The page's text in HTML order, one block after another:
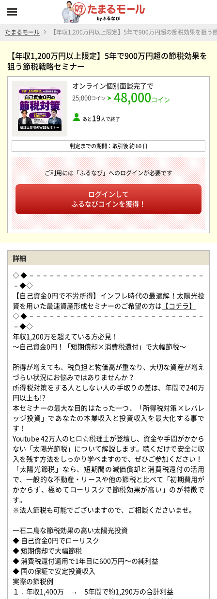
たまるモール 【年収1,200万円以上限定】5年で900万円超の節税効果を狙う
【年収1,200万円以上限定】5年で900万円超の節税効果を
狙う節税戦略セミナー
オンライン個別面談完了で
25,000コイン 48,000コイン
あと19人で終了
判定までの期間：取引後 約 60 日
ご利用には「ふるなび」へのログインが必要です
ログインして
ふるなびコインを獲得！
詳細
◇◆－－－－－－－－－－－－－－－－－－－－－－－－－－
－◆◇
【自己資金0円で不労所得】インフレ時代の最適解！太陽光投
資を用いた最速資産形成セミナーのご希望の方は 【コチラ】
◇◆－－－－－－－－－－－－－－－－－－－－－－－－－－
－◆◇
年収1,200万を超えている方必見！
〜自己資金0円！「短期償却×消費税還付」で大幅節税〜
所得が増えても、税負担と物価高が重なり、大切な資産が増え
づらい状況にお悩みではありませんか？
所得税対策をする人としない人の手取りの差は、年間で240万
円以上も!?
本セミナーの最大な目的はたった一つ、「所得税対策×レバレ
ッジ投資」であなたの本業収入と投資収入を最大化する事で
す！
Youtube 42万人のヒロ☆税理士が登壇し、資金や手間がかから
ない「太陽光節税」について解説します。聴くだけで安全に収
入を残す方法をしっかり学べますので、ぜひご参加ください！
「太陽光節税」なら、短期間の減価償却と消費税還付の活用
で、一般的な不動産・リースや他の節税と比べて「初期費用が
かからず、極めてローリスクで節税効果が高い」のが特徴で
す。
※法人節税も可能でございますので、ご相談くださいませ。
一石二鳥な節税効果の高い太陽光投資
◆ 自己資金0円でローリスク
◆ 短期償却で大幅節税
◆ 消費税還付適用で1年目に600万円〜の純利益
◆ 国の保証で安定投資収入
実際の節税例
１．年収1,400万 → 5年間で約1,290万の合計利益